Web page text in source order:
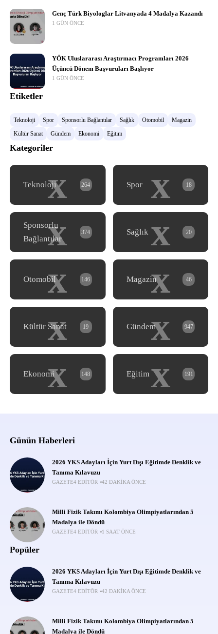
Genç Türk Biyologlar Litvanyada 4 Madalya Kazandı
1 GÜN ÖNCE
YÖK Uluslararası Araştırmacı Programları 2026
Üçüncü Dönem Başvuruları Başlıyor
1 GÜN ÖNCE
Etiketler
Teknoloji Spor Sponsorlu Bağlantılar Sağlık Otomobil
Magazin
Kültür Sanat
Gündem Ekonomi Eğitim
Kategoriler
x
Teknoloji 264 x
Spor 18
x
Sponsorlu
Bağlantılar
374 x
Sağlık 20
x
Otomobil 146 x
Magazin 46
x
Kültür Sanat 19 x
Gündem 947
x
Ekonomi 148 x
Eğitim 191
Günün Haberleri
2026 YKS Adayları İçin Yurt Dışı Eğitimde Denklik ve
Tanıma Kılavuzu
GAZETE4 EDITÖR 42 DAKIKA ÖNCE
Milli Fizik Takımı Kolombiya Olimpiyatlarından 5
Madalya ile Döndü
GAZETE4 EDITÖR 1 SAAT ÖNCE
Popüler
2026 YKS Adayları İçin Yurt Dışı Eğitimde Denklik ve
Tanıma Kılavuzu
GAZETE4 EDITÖR 42 DAKIKA ÖNCE
Milli Fizik Takımı Kolombiya Olimpiyatlarından 5
Madalya ile Döndü